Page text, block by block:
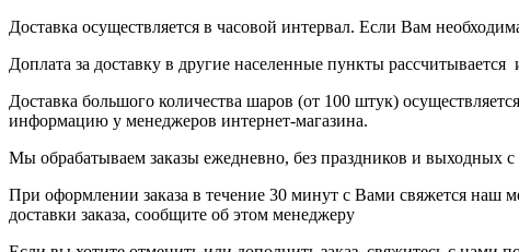
Доставка осуществляется в часовой интервал. Если Вам
Доплата за доставку в другие населенные пункты
Доставка большого количества шаров (от 100 штук)
информацию у менеджеров интернет-магазина.
Мы обрабатываем заказы ежедневно, без праздников и выходных с
При оформлении заказа в течение 30 минут с Вами свяжется наш
доставки заказа, сообщите об этом менеджеру